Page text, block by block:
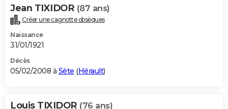
Jean TIXIDOR (87 ans)
Créer une cagnotte obsèques
Naissance
31/01/1921
Décès
05/02/2008 à Sète (Hérault)
Louis TIXIDOR (76 ans)